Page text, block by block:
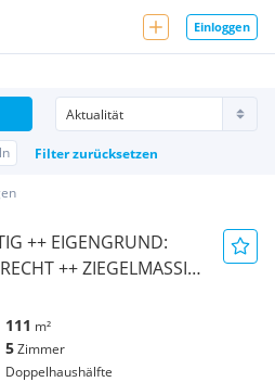
Einloggen
Filter zurücksetzen
++ EIGENGRUND:
++ ZIEGELMASSIV
++
111 m²
5Zimmer
Doppelhaushälfte